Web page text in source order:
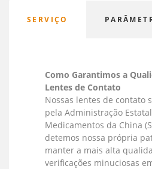
SERVIÇO
Como Garantimos a
Lentes de Contato
Nossas lentes de contato
pela Administração
Medicamentos da China
detemos nossa própria
manter a mais alta
verificações minuciosas